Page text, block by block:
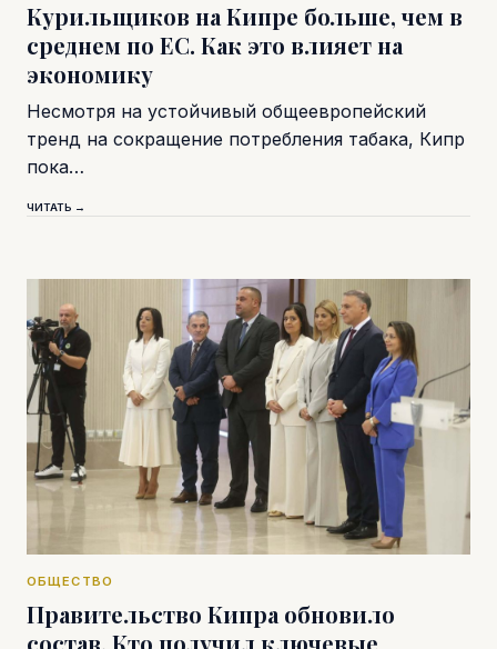
Курильщиков на Кипре больше, чем в
среднем по ЕС. Как это влияет на
экономику
Несмотря на устойчивый общеевропейский
тренд на сокращение потребления табака, Кипр
пока…
ЧИТАТЬ →
ОБЩЕСТВО
Правительство Кипра обновило